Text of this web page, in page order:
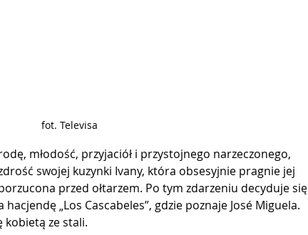
fot. Televisa
młodość, przyjaciół i przystojnego narzeczonego,
swojej kuzynki Ivany, która obsesyjnie pragnie jej
przed ołtarzem. Po tym zdarzeniu decyduje się
„Los Cascabeles”, gdzie poznaje José Miguela.
kobietą ze stali.